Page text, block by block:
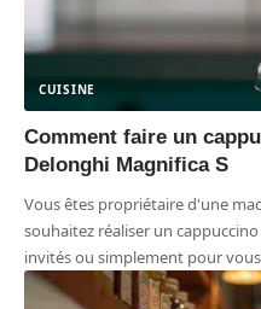
CUISINE
Comment faire un
Delonghi Magnifica S
Vous êtes propriétaire d'une
souhaitez réaliser un
invités ou simplement pour